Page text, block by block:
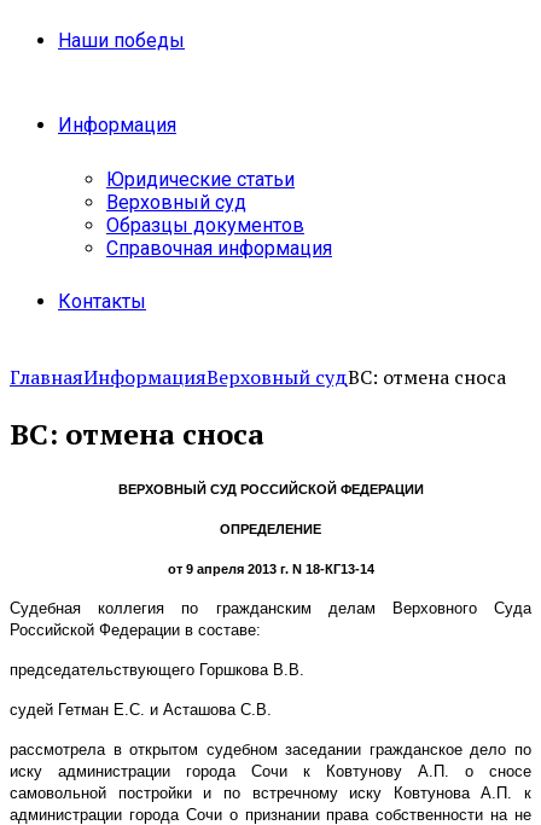
Наши победы
Информация
Юридические статьи
Верховный суд
Образцы документов
Справочная информация
Контакты
ГлавнаяИнформацияВерховный судВС: отмена сноса
ВС: отмена сноса
ВЕРХОВНЫЙ СУД РОССИЙСКОЙ ФЕДЕРАЦИИ
ОПРЕДЕЛЕНИЕ
от 9 апреля 2013 г. N 18-КГ13-14
Судебная коллегия по гражданским делам Верховного Суда
Российской Федерации в составе:
председательствующего Горшкова В.В.
судей Гетман Е.С. и Асташова С.В.
рассмотрела в открытом судебном заседании гражданское дело по
иску администрации города Сочи к Ковтунову А.П. о сносе
самовольной постройки и по встречному иску Ковтунова А.П. к
администрации города Сочи о признании права собственности на не